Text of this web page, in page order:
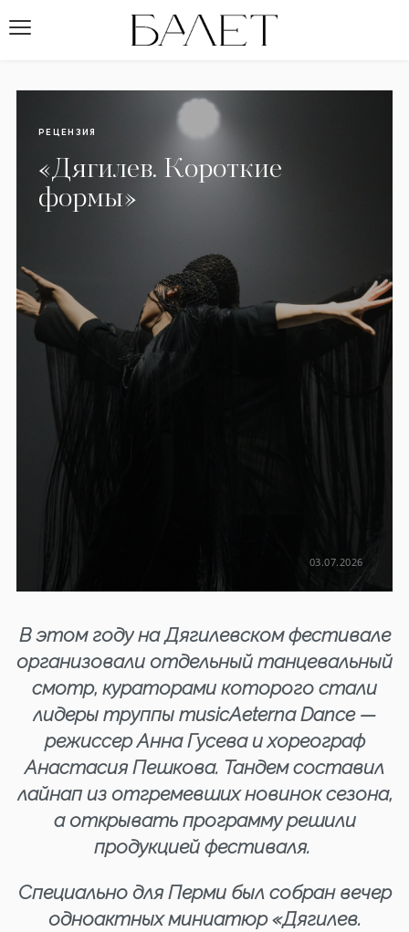
РЕЦЕНЗИЯ
«Дягилев. Короткие
формы»
03.07.2026
В этом году на Дягилевском фестивале
организовали отдельный танцевальный
смотр, кураторами которого стали
лидеры труппы musicAeterna Dance —
режиссер Анна Гусева и хореограф
Анастасия Пешкова. Тандем составил
лайнап из отгремевших новинок сезона,
а открывать программу решили
продукцией фестиваля.
Специально для Перми был собран вечер
одноактных миниатюр «Дягилев.